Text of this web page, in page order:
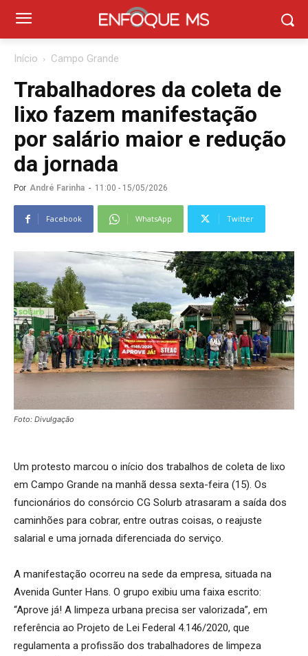
Início Campo Grande
Trabalhadores da coleta de
lixo fazem manifestação
por salário maior e redução
da jornada
Por André Farinha - 11:00 - 15/05/2026
Facebook WhatsApp Twitter
Foto: Divulgação
Um protesto marcou o início dos trabalhos de coleta de lixo
em Campo Grande na manhã dessa sexta-feira (15). Os
funcionários do consórcio CG Solurb atrasaram a saída dos
caminhões para cobrar, entre outras coisas, o reajuste
salarial e uma jornada diferenciada do serviço.
A manifestação ocorreu na sede da empresa, situada na
Avenida Gunter Hans. O grupo exibiu uma faixa escrito:
“Aprove já! A limpeza urbana precisa ser valorizada”, em
referência ao Projeto de Lei Federal 4.146/2020, que
regulamenta a profissão dos trabalhadores de limpeza